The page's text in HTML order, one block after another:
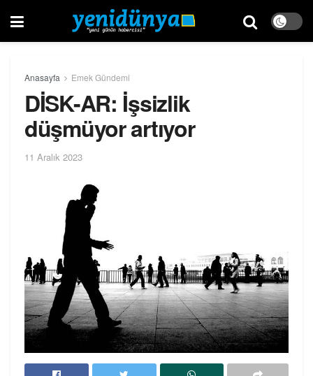
Anasayfa Emek Gündemi
DİSK-AR: İşsizlik
düşmüyor artıyor
11 Aralık 2023